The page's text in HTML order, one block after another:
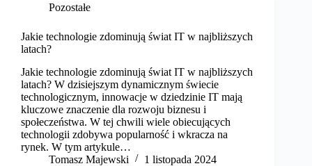
Pozostałe
Jakie technologie zdominują świat IT w najbliższych
latach?
Jakie technologie zdominują świat IT w najbliższych
latach? W dzisiejszym dynamicznym świecie
technologicznym, innowacje w dziedzinie IT mają
kluczowe znaczenie dla rozwoju biznesu i
społeczeństwa. W tej chwili wiele obiecujących
technologii zdobywa popularność i wkracza na
rynek. W tym artykule…
Tomasz Majewski
1 listopada 2024